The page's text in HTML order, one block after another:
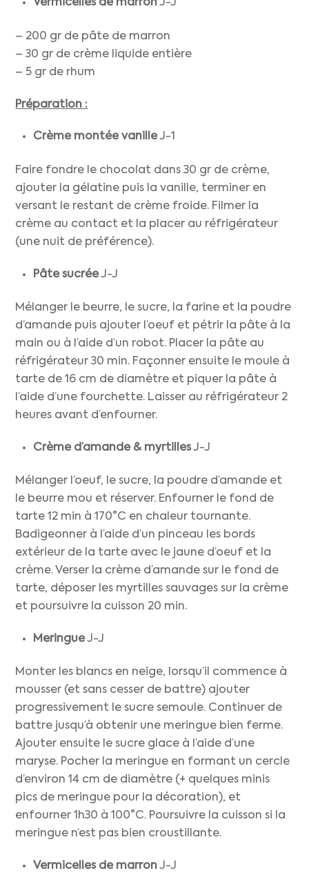
Vermicelles de marronJ-J
– 200 gr de pâte de marron
– 30 gr de crème liquide entière
– 5 gr de rhum
Préparation :
Crème montée vanilleJ-1
Faire fondre le chocolat dans 30 gr de crème,
ajouter la gélatine puis la vanille, terminer en
versant le restant de crème froide. Filmer la
crème au contact et la placer au réfrigérateur
(une nuit de préférence).
Pâte sucréeJ-J
Mélanger le beurre, le sucre, la farine et la poudre
d’amande puis ajouter l’oeuf et pétrir la pâte à la
main ou à l’aide d’un robot. Placer la pâte au
réfrigérateur 30 min. Façonner ensuite le moule à
tarte de 16 cm de diamètre et piquer la pâte à
l’aide d’une fourchette. Laisser au réfrigérateur 2
heures avant d’enfourner.
Crème d’amande & myrtillesJ-J
Mélanger l’oeuf, le sucre, la poudre d’amande et
le beurre mou et réserver. Enfourner le fond de
tarte 12 min à 170°C en chaleur tournante.
Badigeonner à l’aide d’un pinceau les bords
extérieur de la tarte avec le jaune d’oeuf et la
crème. Verser la crème d’amande sur le fond de
tarte, déposer les myrtilles sauvages sur la crème
et poursuivre la cuisson 20 min.
MeringueJ-J
Monter les blancs en neige, lorsqu’il commence à
mousser (et sans cesser de battre) ajouter
progressivement le sucre semoule. Continuer de
battre jusqu’à obtenir une meringue bien ferme.
Ajouter ensuite le sucre glace à l’aide d’une
maryse. Pocher la meringue en formant un cercle
d’environ 14 cm de diamètre (+ quelques minis
pics de meringue pour la décoration), et
enfourner 1h30 à 100°C. Poursuivre la cuisson si la
meringue n’est pas bien croustillante.
Vermicelles de marronJ-J